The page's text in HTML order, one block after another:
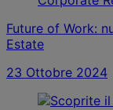
Future of Work:
Estate
23 Ottobre 2024